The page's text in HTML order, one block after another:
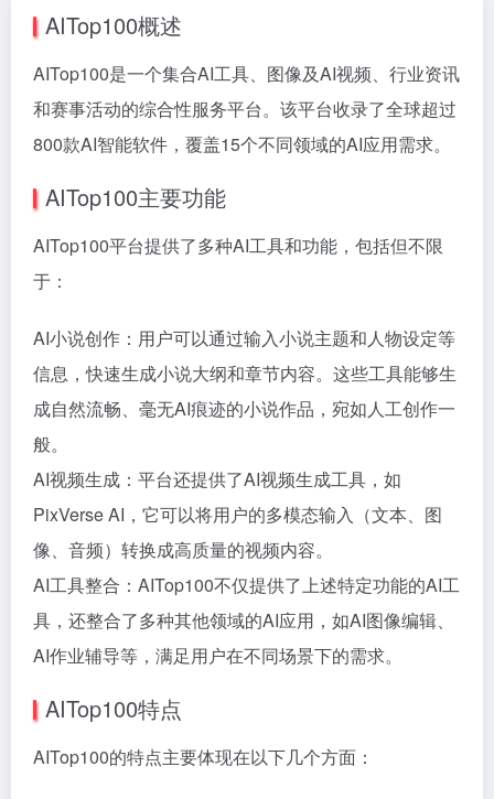
AITop100概述
AITop100是一个集合AI工具、图像及AI视频、行业资讯
和赛事活动的综合性服务平台。该平台收录了全球超过
800款AI智能软件，覆盖15个不同领域的AI应用需求。
AITop100主要功能
AITop100平台提供了多种AI工具和功能，包括但不限
于：
AI小说创作：用户可以通过输入小说主题和人物设定等
信息，快速生成小说大纲和章节内容。这些工具能够生
成自然流畅、毫无AI痕迹的小说作品，宛如人工创作一
般。
AI视频生成：平台还提供了AI视频生成工具，如
PixVerse AI，它可以将用户的多模态输入（文本、图
像、音频）转换成高质量的视频内容。
AI工具整合：AITop100不仅提供了上述特定功能的AI工
具，还整合了多种其他领域的AI应用，如AI图像编辑、
AI作业辅导等，满足用户在不同场景下的需求。
AITop100特点
AITop100的特点主要体现在以下几个方面：